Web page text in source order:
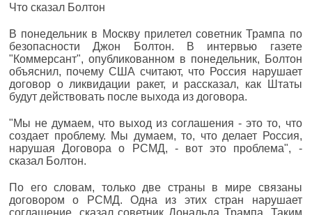
Что сказал Болтон
В понедельник в Москву прилетел советник Трампа по
безопасности Джон Болтон. В интервью газете
"Коммерсант", опубликованном в понедельник, Болтон
объяснил, почему США считают, что Россия нарушает
договор о ликвидации ракет, и рассказал, как Штаты
будут действовать после выхода из договора.
"Мы не думаем, что выход из соглашения - это то, что
создает проблему. Мы думаем, то, что делает Россия,
нарушая Договора о РСМД, - вот это проблема", -
сказал Болтон.
По его словам, только две страны в мире связаны
договором о РСМД. Одна из этих стран нарушает
соглашение, сказал советник Дональда Трампа. Таким